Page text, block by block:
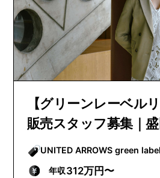
【グリーンレーベル
販売スタッフ募集｜
UNITED ARROWS green label
ッドアローズグリーンレーベル
年収312万円〜